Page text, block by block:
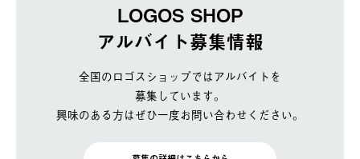
LOGOS SHOP
アルバイト募集情報
全国のロゴスショップではアルバイトを
募集しています。
興味のある方はぜひ一度お問い合わせください。